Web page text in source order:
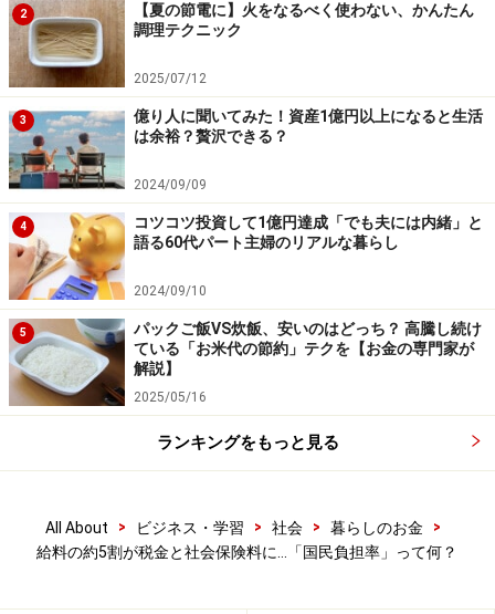
このように、社会全体を支えるために必要な支出が増え
る一方で、それを支える私たち一人ひとりの負担も増し
ているというのが、今の国民負担率の上昇につながって
いるのです。
まとめ
国民負担率とは、働いて得たお金の中で、どれだけ国や
自治体に納めているかを示す割合です。​今後、少子高齢
化が進む中で、国民負担率がさらに上がる可能性も指摘
されています。​「自分の手取りがなぜ増えないのか」を
知るためにも、こうした仕組みを理解しておきましょ
う。
2
【夏の節電に】火をなるべく使わない、かんたん
調理テクニック
2025/07/12
3
億り人に聞いてみた！資産1億円以上になると生活
は余裕？贅沢できる？
2024/09/09
4
コツコツ投資して1億円達成「でも夫には内緒」と
語る60代パート主婦のリアルな暮らし
2024/09/10
5
パックご飯VS炊飯、安いのはどっち？ 高騰し続け
ている「お米代の節約」テクを【お金の専門家が
解説】
2025/05/16
ランキングをもっと見る
All About > ビジネス・学習 > 社会 > 暮らしのお金
>
給料の約5割が税金と社会保険料に…「国民負担率」って何？